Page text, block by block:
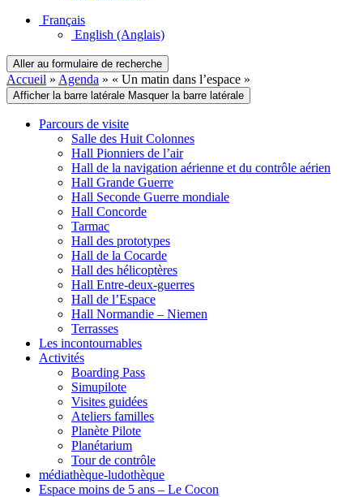
Français
English (Anglais)
Aller au formulaire de recherche
Accueil » Agenda » « Un matin dans l’espace »
Afficher la barre latérale Masquer la barre latérale
Parcours de visite
Salle des Huit Colonnes
Hall Pionniers de l’air
Hall de la navigation aérienne et du contrôle aérien
Hall Grande Guerre
Hall Seconde Guerre mondiale
Hall Concorde
Tarmac
Hall des prototypes
Hall de la Cocarde
Hall des hélicoptères
Hall Entre-deux-guerres
Hall de l’Espace
Hall Normandie – Niemen
Terrasses
Les incontournables
Activités
Boarding Pass
Simupilote
Visites guidées
Ateliers familles
Planète Pilote
Planétarium
Tour de contrôle
médiathèque-ludothèque
Espace moins de 5 ans – Le Cocon